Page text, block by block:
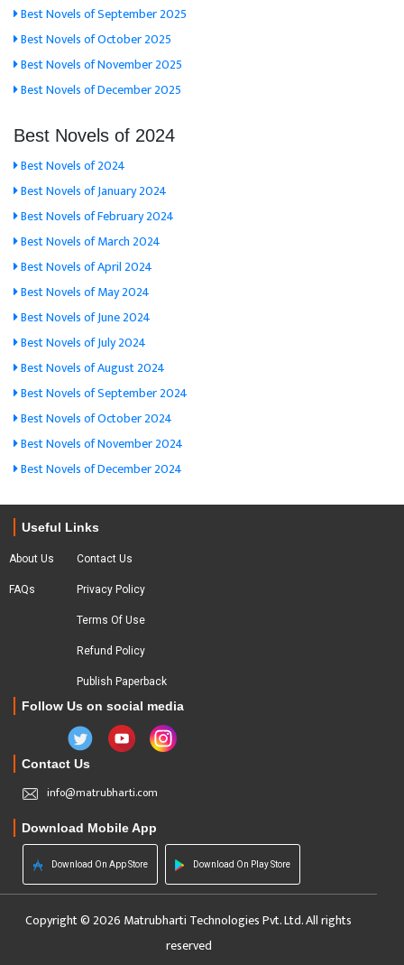
Best Novels of September 2025
Best Novels of October 2025
Best Novels of November 2025
Best Novels of December 2025
Best Novels of 2024
Best Novels of 2024
Best Novels of January 2024
Best Novels of February 2024
Best Novels of March 2024
Best Novels of April 2024
Best Novels of May 2024
Best Novels of June 2024
Best Novels of July 2024
Best Novels of August 2024
Best Novels of September 2024
Best Novels of October 2024
Best Novels of November 2024
Best Novels of December 2024
Useful Links
About Us
FAQs
Contact Us
Privacy Policy
Terms Of Use
Refund Policy
Publish Paperback
Follow Us on social media
Contact Us
info@matrubharti.com
Download Mobile App
Download On App Store Download On Play Store
Copyright © 2026 Matrubharti Technologies Pvt. Ltd. All rights
reserved